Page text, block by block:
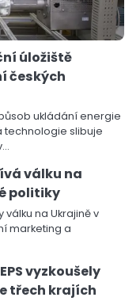
úložiště
českých
ukládání energie
technologie slibuje
válku na
politiky
na Ukrajině v
marketing a
vyzkoušely
třech krajích